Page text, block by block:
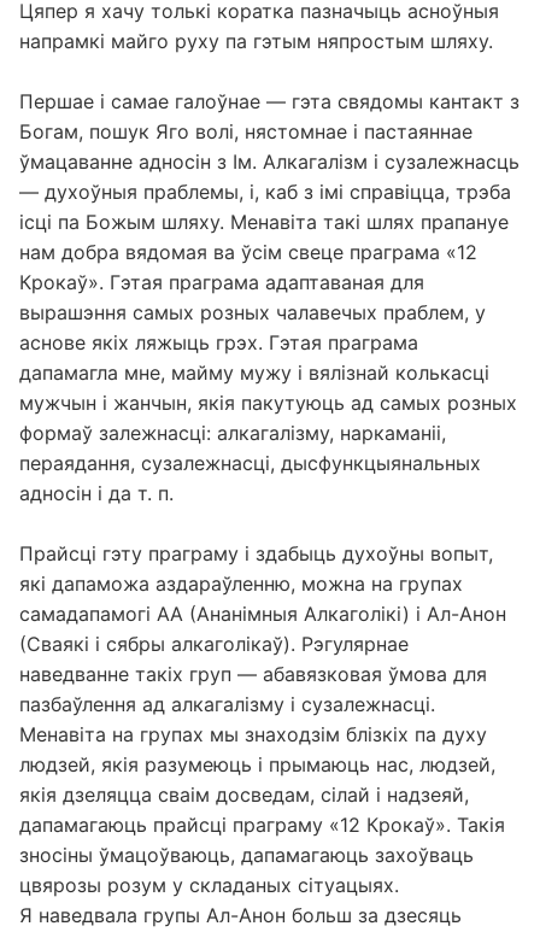
Цяпер я хачу толькі коратка пазначыць асноўныя
напрамкі майго руху па гэтым няпростым шляху.
Першае і самае галоўнае — гэта свядомы кантакт з
Богам, пошук Яго волі, нястомнае і пастаяннае
ўмацаванне адносін з Ім. Алкагалізм і сузалежнасць
— духоўныя праблемы, і, каб з імі справіцца, трэба
ісці па Божым шляху. Менавіта такі шлях прапануе
нам добра вядомая ва ўсім свеце праграма «12
Крокаў». Гэтая праграма адаптаваная для
вырашэння самых розных чалавечых праблем, у
аснове якіх ляжыць грэх. Гэтая праграма
дапамагла мне, майму мужу і вялізнай колькасці
мужчын і жанчын, якія пакутуюць ад самых розных
формаў залежнасці: алкагалізму, наркаманіі,
пераядання, сузалежнасці, дысфункцыянальных
адносін і да т. п.
Прайсці гэту праграму і здабыць духоўны вопыт,
які дапаможа аздараўленню, можна на групах
самадапамогі АА (Ананімныя Алкаголікі) і Ал-Анон
(Сваякі і сябры алкаголікаў). Рэгулярнае
наведванне такіх груп — абавязковая ўмова для
пазбаўлення ад алкагалізму і сузалежнасці.
Менавіта на групах мы знаходзім блізкіх па духу
людзей, якія разумеюць і прымаюць нас, людзей,
якія дзеляцца сваім досведам, сілай і надзеяй,
дапамагаюць прайсці праграму «12 Крокаў». Такія
зносіны ўмацоўваюць, дапамагаюць захоўваць
цвярозы розум у складаных сітуацыях.
Я наведвала групы Ал-Анон больш за дзесяць